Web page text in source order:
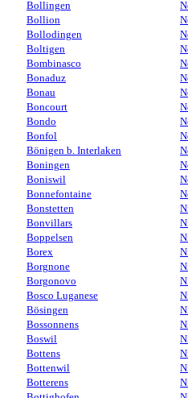
Bollingen
Bollion
Bollodingen
Boltigen
Bombinasco
Bonaduz
Bonau
Boncourt
Bondo
Bonfol
Bönigen b. Interlaken
Boningen
Boniswil
Bonnefontaine
Bonstetten
Bonvillars
Boppelsen
Borex
Borgnone
Borgonovo
Bosco Luganese
Bösingen
Bossonnens
Boswil
Bottens
Bottenwil
Botterens